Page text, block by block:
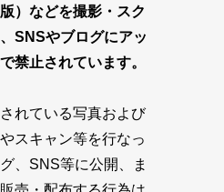
）などを撮影・スク
SNSやブログにアッ
禁止されています。
れている写真および
スキャン等を行なっ
、SNS等に公開、ま